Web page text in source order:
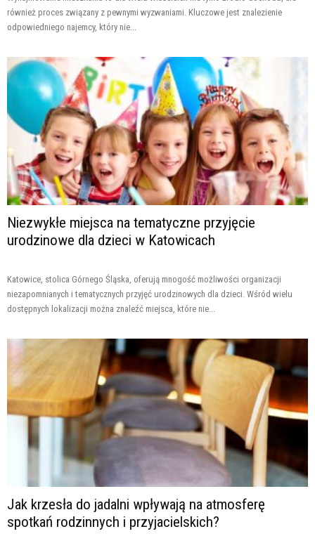
również proces związany z pewnymi wyzwaniami. Kluczowe jest znalezienie
odpowiedniego najemcy, który nie...
Niezwykłe miejsca na tematyczne przyjęcie
urodzinowe dla dzieci w Katowicach
Katowice, stolica Górnego Śląska, oferują mnogość możliwości organizacji
niezapomnianych i tematycznych przyjęć urodzinowych dla dzieci. Wśród wielu
dostępnych lokalizacji można znaleźć miejsca, które nie...
Jak krzesła do jadalni wpływają na atmosferę
spotkań rodzinnych i przyjacielskich?